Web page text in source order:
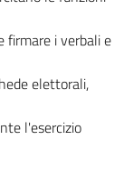
firmare i verbali e
elettorali,
l'esercizio